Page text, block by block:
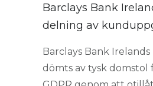
Barclays Bank
delning av
Barclays Bank
dömts av tysk